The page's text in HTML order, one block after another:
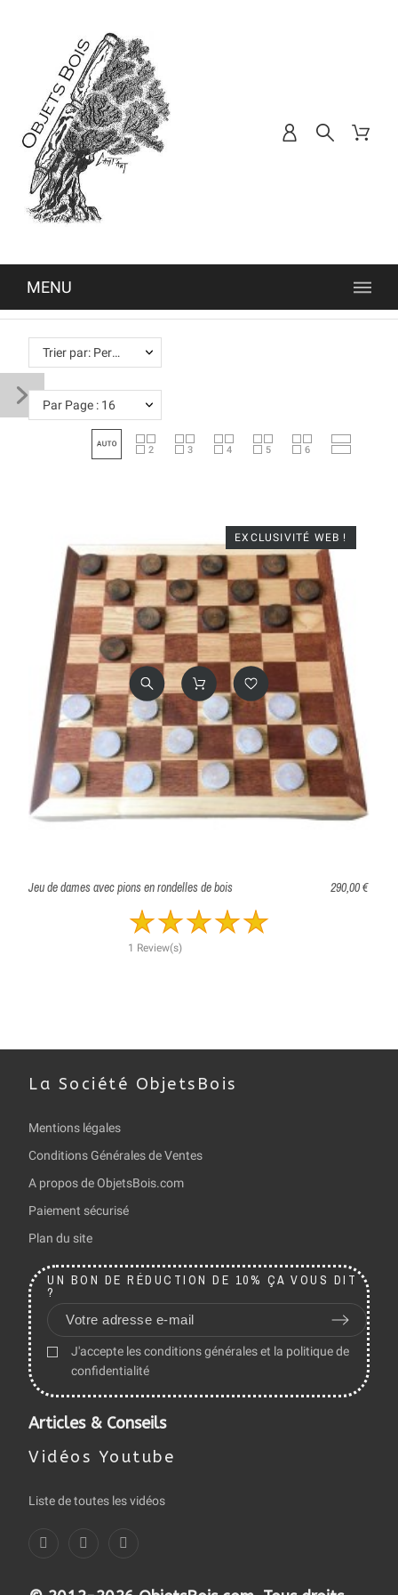
MENU
Trier par: Pertinence
Par Page : 16
Jeu de dames avec pions en rondelles de bois 290,00 €
1 Review(s)
EXCLUSIVITÉ WEB !
La Société ObjetsBois
Mentions légales
Conditions Générales de Ventes
A propos de ObjetsBois.com
Paiement sécurisé
Plan du site
UN BON DE RÉDUCTION DE 10% ÇA VOUS DIT
?
J'accepte les conditions générales et la politique de
confidentialité
Articles & Conseils
Vidéos Youtube
Liste de toutes les vidéos